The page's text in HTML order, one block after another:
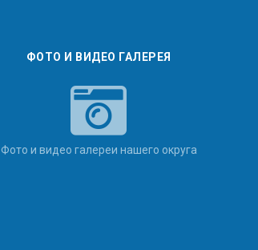
ФОТО И ВИДЕО ГАЛЕРЕЯ
Фото и видео галереи нашего округа